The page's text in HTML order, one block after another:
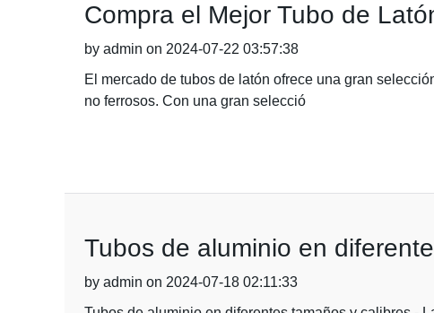
Compra el Mejor Tubo de
by admin on 2024-07-22 03:57:38
El mercado de tubos de latón ofrece una gran
no ferrosos. Con una gran selecció
Tubos de aluminio en
by admin on 2024-07-18 02:11:33